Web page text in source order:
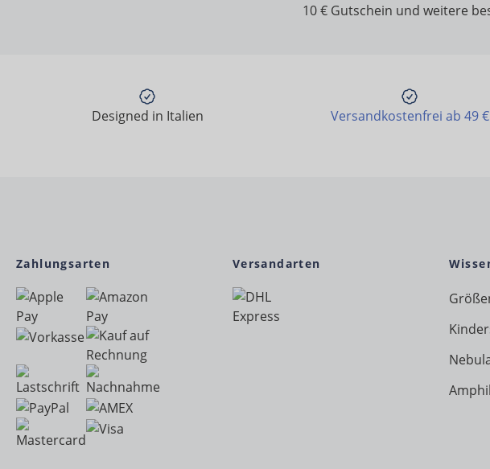
10 € Gutschein und weitere
Designed in Italien Versandkostenfrei ab 49 €
Zahlungsarten Versandarten